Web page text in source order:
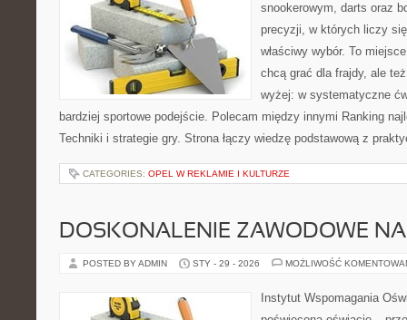
snookerowym, darts oraz
precyzji, w których liczy
właściwy wybór. To
chcą grać dla frajdy, ale
wyżej: w systematyczne
bardziej sportowe podejście. Polecam między innymi Ranking
Techniki i strategie gry. Strona łączy wiedzę podstawową z
CATEGORIES: OPEL W REKLAMIE I KULTURZE
DOSKONALENIE ZAWODOWE
POSTED BY ADMIN STY - 29 - 2026 MOŻLIWOŚĆ
Instytut Wspomagania